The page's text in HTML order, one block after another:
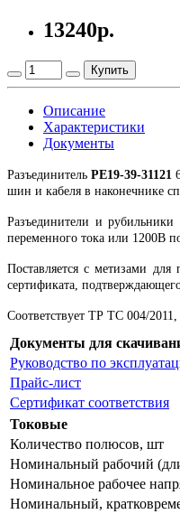
13240р.
Купить
Описание
Характеристики
Документы
РазъединительРЕ19-39-31121
шин и кабеля в наконечнике
Разъединители и
переменного тока или 1200В
Поставляется с метизами
сертификата,
Соответствует ТР ТС 004/
Документы для
Руководство по
Прайс-лист
Сертификат соответствия
Токовые
Количество полюсов, шт
Номинальный рабочий
Номинальное рабочее
Номинальный,